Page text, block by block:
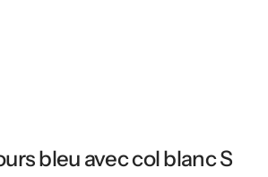
bleu avec col blanc S